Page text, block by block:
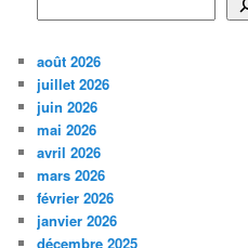
août 2026
juillet 2026
juin 2026
mai 2026
avril 2026
mars 2026
février 2026
janvier 2026
décembre 2025